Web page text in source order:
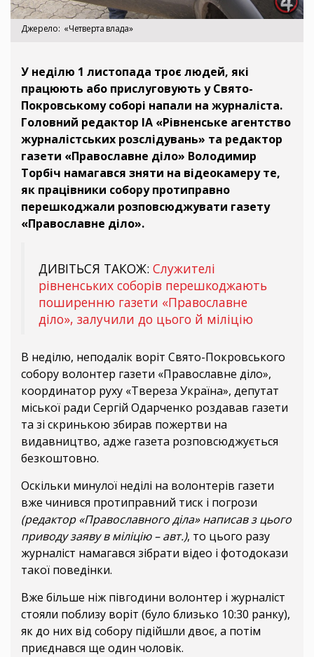
Джерело «Четверта влада»
У неділю 1 листопада троє людей, які
працюють або прислуговують у Свято-
Покровському соборі напали на журналіста.
Головний редактор ІА «Рівненське агентство
журналістських розслідувань» та редактор
газети «Православне діло» Володимир
Торбіч намагався зняти на відеокамеру те,
як працівники собору протиправно
перешкоджали розповсюджувати газету
«Православне діло».
ДИВІТЬСЯ ТАКОЖ: Служителі
рівненських соборів перешкоджають
поширенню газети «Православне
діло», залучили до цього й міліцію
В неділю, неподалік воріт Свято-Покровського
собору волонтер газети «Православне діло»,
координатор руху «Твереза Україна», депутат
міської ради Сергій Одарченко роздавав газети
та зі скринькою збирав пожертви на
видавництво, адже газета розповсюджується
безкоштовно.
Оскільки минулої неділі на волонтерів газети
вже чинився протиправний тиск і погрози
(редактор «Православного діла» написав з цього
приводу заяву в міліцію – авт.), то цього разу
журналіст намагався зібрати відео і фотодокази
такої поведінки.
Вже більше ніж півгодини волонтер і журналіст
стояли поблизу воріт (було близько 10:30 ранку),
як до них від собору підійшли двоє, а потім
приєднався ще один чоловік.